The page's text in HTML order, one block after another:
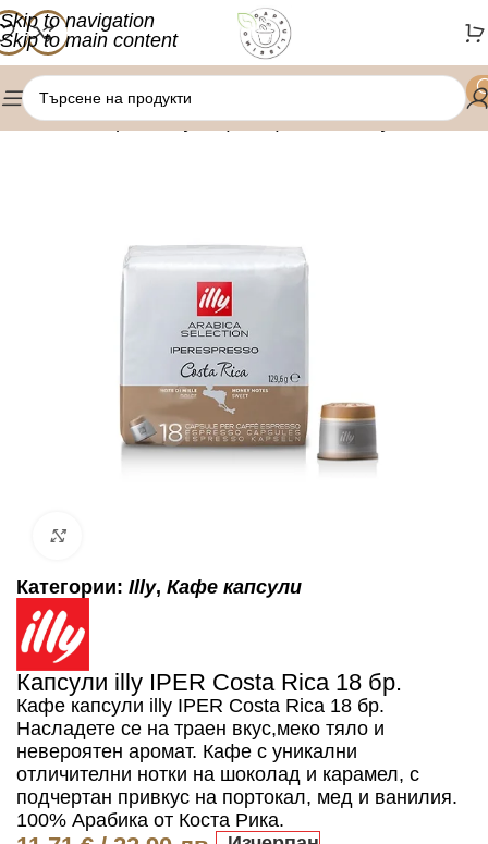
Skip to navigation
Skip to main content
Начало/Кафе капсули/Iperespresso капсули
Категории: Illy, Кафе капсули
Капсули illy IPER Costa Rica 18 бр.
Кафе капсули illy IPER Costa Rica 18 бр.
Насладете се на траен вкус,меко тяло и
невероятен аромат. Кафе с уникални
отличителни нотки на шоколад и карамел, с
подчертан привкус на портокал, мед и ванилия.
100% Арабика от Коста Рика.